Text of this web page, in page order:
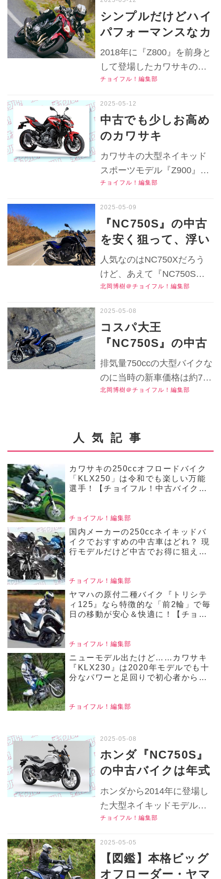
どうだった？【チョ
イフル！中古バイク
選びの参考書／
KAWASAKI
Z900（2018）】
真（13枚）はこちら！
▶▶▶『チョイフル！』の
公式Ｘ（旧Twitter）はこち
ら！
シンプルだけどハイ
パフォーマンスなカ
ワサキ『Z900』は
足つきが良くて扱い
易いおすすめスポー
ョイフル！中古バイ
ク選びの参考書／
KAWASAKI
Z900（2018）】
2018年に『Z800』を前身と
して登場したカワサキの大
型スポーツネイキッドモデ
▶▶▶『チョイフル！』の
公式Ｘ（旧Twitter）はこち
ら！
チョイフル！編集部
中古でも少しお高め
のカワサキ
『Z900（2018～
2019）』だけど、新
車と比べれば半額以
これからの値段推移
に期待したい一台！
【チョイフル！おす
すめ中古バイク価格
リサーチ／2025年5
月版】
カワサキの大型ネイキッド
スポーツモデル『Z900』の
2018～2019年モデルの中古
実勢価格や中古車選びの特
長をリサーチします！
▶▶▶『チョイフル！』の
公式Ｘ（旧Twitter）はこち
ら！
チョイフル！編集部
『NC750S』の中古
を安く狙って、浮い
た予算でカスタムし
たら最強ツーリング
バイクになるので
人気バイクのインプ
レRevival／HONDA
NC750S（2018）後
編】
人気なのはNC750Xだろう
けど、あえて『NC750S』
を狙って自分なりにカスタ
▶▶▶『チョイフル！』の
公式Ｘ（旧Twitter）はこち
ら！
北岡博樹＠チョイフル！編集部
コスパ大王
『NC750S』の中古
車は総合的に見ると
お買い得!? ETCも
グリップヒーターも
なのに燃費もいい
ぞ！【チョイフル！
人気バイクのインプ
レRevival／HONDA
編】
排気量750ccの大型バイクな
のに当時の新車価格は約75
万円。それでいてETC2.0と
今どうなってる！？
▶▶▶『チョイフル！』の
公式Ｘ（旧Twitter）はこち
ら！
北岡博樹＠チョイフル！編集部
人気記事
カワサキの250ccオフロードバイク
「KLX250」は令和でも楽しい万能
選手！【チョイフル！中古バイク選
チョイフル！編集部
国内メーカーの250ccネイキッドバ
イクでおすすめの中古車はどれ？ 現
行モデルだけど中古でお得に狙える4
／250ccネイキッドバイク編／2025
年4月版 前編】
チョイフル！編集部
ヤマハの原付二種バイク『トリシテ
ィ125』なら特徴的な「前2輪」で毎
日の移動が安心＆快適に！【チョイ
チョイフル！編集部
ニューモデル出たけど……カワサキ
『KLX230』は2020年モデルでも十
分なパワーと足回りで初心者からベ
イク選びの参考書／KAWASAKI
チョイフル！編集部
ホンダ『NC750S』
の中古バイクは年式
次第で30万円台か
ら⁉ 2016年式以降は
ETC・グリップヒー
ケージをお得に狙え
るかも！【チョイフ
ホンダから2014年に登場し
た大型ネイキッドモデル
『NC750S』の中古バイク
特徴をリサーチします！
チョイフル！編集部
【図鑑】本格ビッグ
オフローダー・ヤマ